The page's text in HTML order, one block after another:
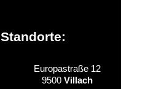
Europastraße 12
9500 Villach